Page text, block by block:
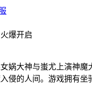
火爆开启
娲大神与蚩尤上演神
侵的人间。游戏拥有